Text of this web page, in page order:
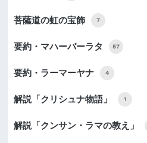
菩薩道の虹の宝飾 7
要約・マハーバーラタ 57
要約・ラーマーヤナ 4
解説「クリシュナ物語」 1
解説「クンサン・ラマの教え」